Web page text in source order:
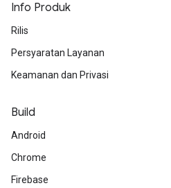
Info Produk
Rilis
Persyaratan Layanan
Keamanan dan Privasi
Build
Android
Chrome
Firebase